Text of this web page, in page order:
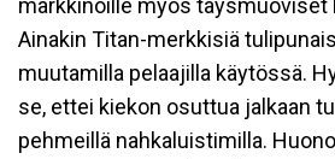
markkinoille myös
Ainakin Titan-merkkisiä
muutamilla pelaajilla käytössä.
se, ettei kiekon osuttua jalkaan
pehmeillä nahkaluistimilla.